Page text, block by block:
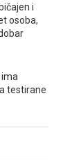
i
osoba,
ima
testirane